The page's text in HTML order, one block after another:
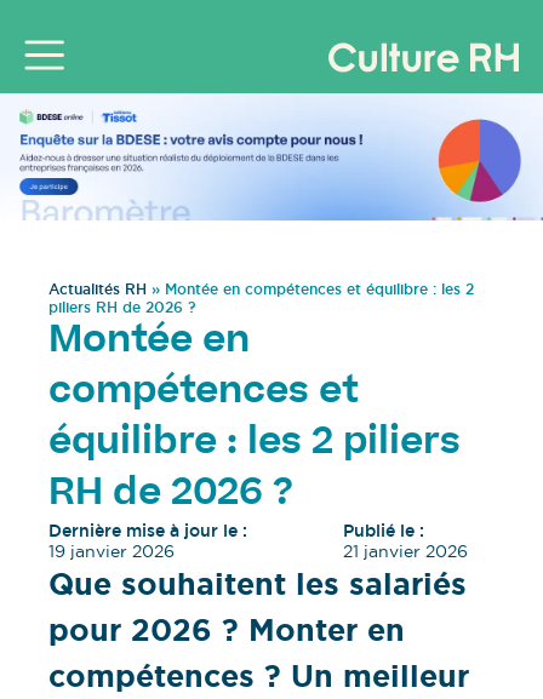
Actualités RH » Montée en compétences et équilibre : les 2
piliers RH de 2026 ?
Montée en
compétences et
équilibre : les 2 piliers
RH de 2026 ?
Dernière mise à jour le :
19 janvier 2026
Publié le :
21 janvier 2026
Que souhaitent les salariés
pour 2026 ? Monter en
compétences ? Un meilleur